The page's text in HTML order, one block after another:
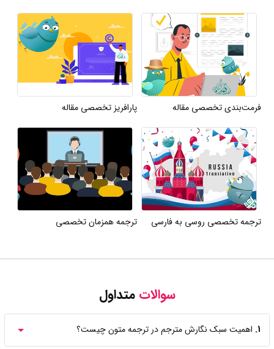
فرمت‌بندی تخصصی مقاله پارافریز تخصصی مقاله
ترجمه تخصصی روسی به فارسی ترجمه همزمان تخصصی
سوالاتمتداول
1. اهمیت سبک نگارش مترجم در ترجمه متون چیست؟